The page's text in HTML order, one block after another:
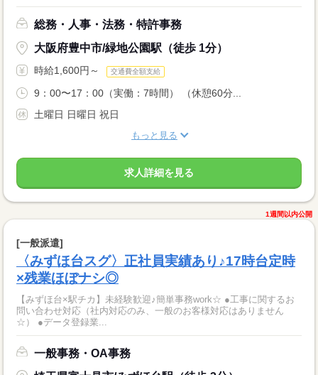
総務・人事・法務・特許事務
大阪府豊中市/緑地公園駅（徒歩 1分）
時給1,600円～ 交通費全額支給
9：00〜17：00（実働：7時間） （休憩60分...
土曜日 日曜日 祝日
もっと見る
求人詳細を見る
1週間以内公開
[一般派遣]
〈みずほ台スグ〉正社員実績あり♪17時台定時
×残業ほぼナシ◎
【みずほ台×駅チカ】未経験歓迎♪簡単事務work☆ ●工事に関するお
問い合わせ対応（社内対応のみ、一般のお客様対応はありません
☆） ●データ登録業...
一般事務・OA事務